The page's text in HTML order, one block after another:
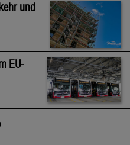
und
EU-